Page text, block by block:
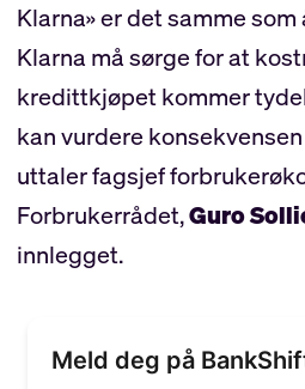
Klarna» er det samme
Klarna må sørge for at
kredittkjøpet kommer
kan vurdere
uttaler fagsjef
Forbrukerrådet,Guro
innlegget.
Meld deg på